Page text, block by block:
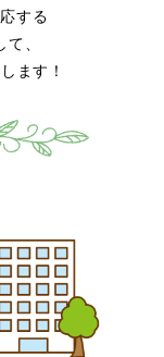
する
、
ます！